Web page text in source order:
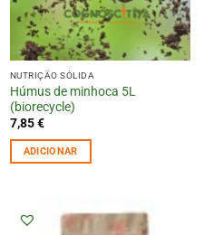
NUTRIÇÃO SÓLIDA
Húmus de minhoca 5L
(biorecycle)
7,85€
ADICIONAR